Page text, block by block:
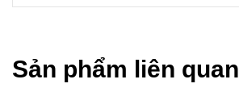
Sản phẩm liên quan